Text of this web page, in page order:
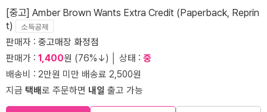
[중고] Amber Brown Wants Extra Credit (Paperback, Reprin
t)
소득공제
판매자 : 중고매장 화정점
판매가 : 1,400원 (76%↓) │ 상태 : 중
배송비 : 2만원 미만 배송료 2,500원
지금 택배로 주문하면 내일 출고 가능